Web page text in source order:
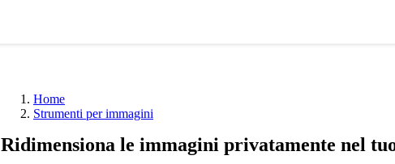
Home
Strumenti per immagini
Ridimensiona le immagini privatamente nel